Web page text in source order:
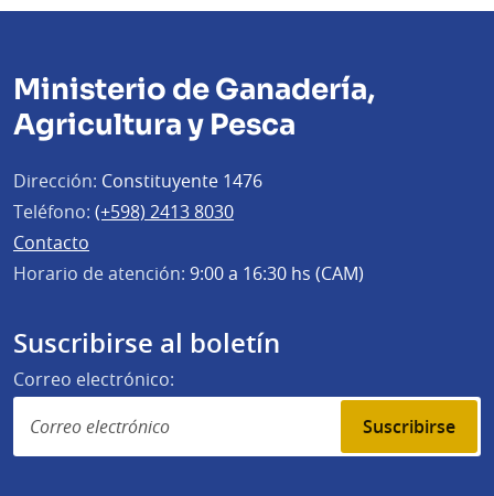
Ministerio de Ganadería,
Agricultura y Pesca
Dirección: Constituyente 1476
Teléfono: (+598) 2413 8030
Contacto
Horario de atención: 9:00 a 16:30 hs (CAM)
Suscribirse al boletín
Correo electrónico:
Suscribirse